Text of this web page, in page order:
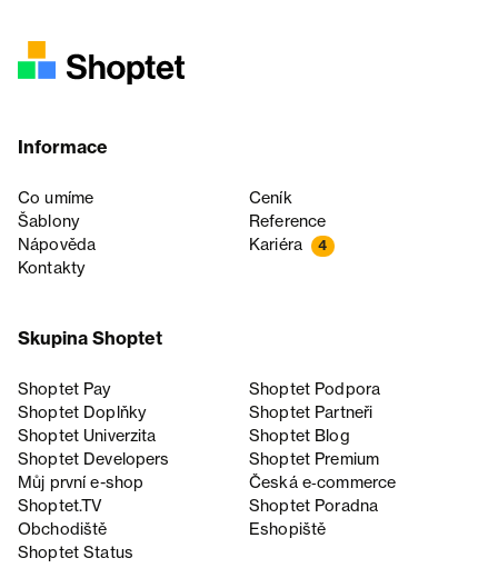
Informace
Co umíme
Ceník
Šablony
Reference
Nápověda
Kariéra 4
Kontakty
Skupina Shoptet
Shoptet Pay
Shoptet Podpora
Shoptet Doplňky
Shoptet Partneři
Shoptet Univerzita
Shoptet Blog
Shoptet Developers
Shoptet Premium
Můj první e-shop
Česká e‑commerce
Shoptet.TV
Shoptet Poradna
Obchodiště
Eshopiště
Shoptet Status